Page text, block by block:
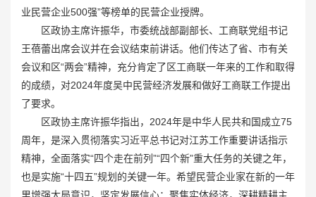
业民营企业500强”等榜单的民营企业授牌。
区政协主席许振华，市委统战部副部长、工商联党组书记
王蓓蕾出席会议并在会议结束前讲话。他们传达了省、市有关
会议和区“两会”精神，充分肯定了区工商联一年来的工作和取得
的成绩，对2024年度吴中民营经济发展和做好工商联工作提出
了要求。
区政协主席许振华指出，2024年是中华人民共和国成立75
周年，是深入贯彻落实习近平总书记对江苏工作重要讲话指示
精神，全面落实“四个走在前列”“四个新”重大任务的关键之年，
也是实施“十四五”规划的关键一年。希望民营企业家在新的一年